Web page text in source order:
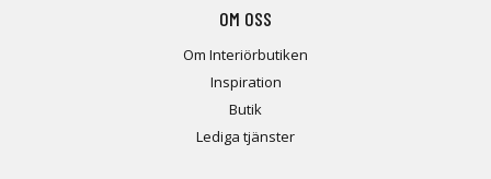
OM OSS
Om Interiörbutiken
Inspiration
Butik
Lediga tjänster